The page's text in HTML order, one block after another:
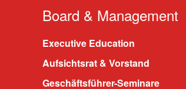
Board & Management
Executive Education
Aufsichtsrat & Vorstand
Geschäftsführer-Seminare